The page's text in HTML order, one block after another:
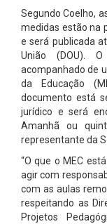
Segundo Coelho,
medidas estão na
e será publicada
União (DOU).
acompanhado de
da Educação
documento está
jurídico e será
Amanhã ou
representante da
“O que o MEC
agir com
com as aulas
respeitando as
Projetos